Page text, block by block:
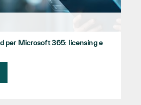
per Microsoft 365: licensing e